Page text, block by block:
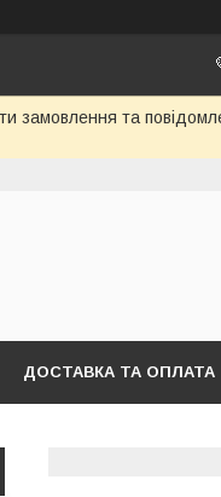
замовлення та
ДОСТАВКА ТА ОПЛАТА